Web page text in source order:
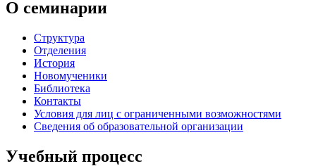
О семинарии
Структура
Отделения
История
Новомученики
Библиотека
Контакты
Условия для лиц с ограниченными возможностями
Сведения об образовательной организации
Учебный процесс